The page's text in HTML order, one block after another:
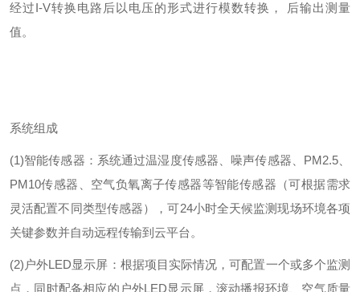
经过I-V转换电路后以电压的形式进行模数转换， 后输出测量
值。
系统组成
(1)智能传感器：系统通过温湿度传感器、噪声传感器、PM2.5、
PM10传感器、空气负氧离子传感器等智能传感器（可根据需求
灵活配置不同类型传感器），可24小时全天候监测现场环境各项
关键参数并自动远程传输到云平台。
(2)户外LED显示屏：根据项目实际情况，可配置一个或多个监测
点，同时配备相应的户外LED显示屏，滚动播报环境、空气质量